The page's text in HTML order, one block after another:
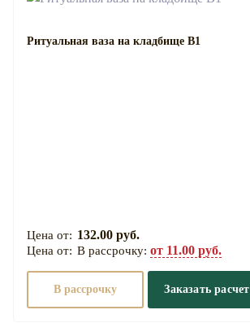
Ритуальная ваза на кладбище В1
132.00 руб.
В рассрочку: от 11.00 руб.
В рассрочку Заказать расчет